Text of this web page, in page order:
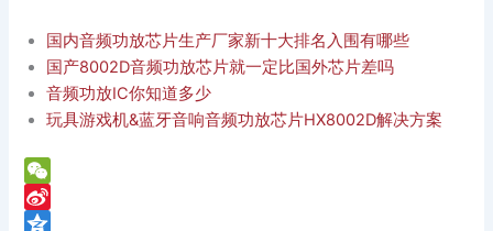
国内音频功放芯片生产厂家新十大排名入围有哪些
国产8002D音频功放芯片就一定比国外芯片差吗
音频功放IC你知道多少
玩具游戏机&蓝牙音响音频功放芯片HX8002D解决方案
W
e
S